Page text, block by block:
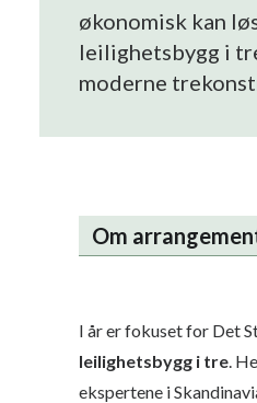
økonomisk kan
leilighetsbygg i
moderne
Om
I år er fokuset for Det
leilighetsbygg i tre.
ekspertene i